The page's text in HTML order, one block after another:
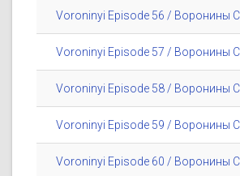
Voroninyi Episode 56 / Воронины
Voroninyi Episode 57 / Воронины
Voroninyi Episode 58 / Воронины
Voroninyi Episode 59 / Воронины
Voroninyi Episode 60 / Воронины